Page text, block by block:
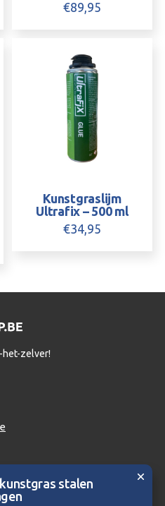
€89,95
Kunstgraslijm
Ultrafix – 500 ml
€34,95
het-zelver!
stalen